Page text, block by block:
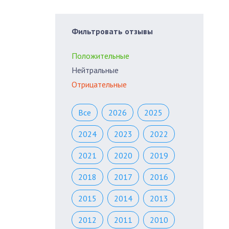
Фильтровать отзывы
Положительные
Нейтральные
Отрицательные
Все 2026 2025
2024 2023 2022
2021 2020 2019
2018 2017 2016
2015 2014 2013
2012 2011 2010